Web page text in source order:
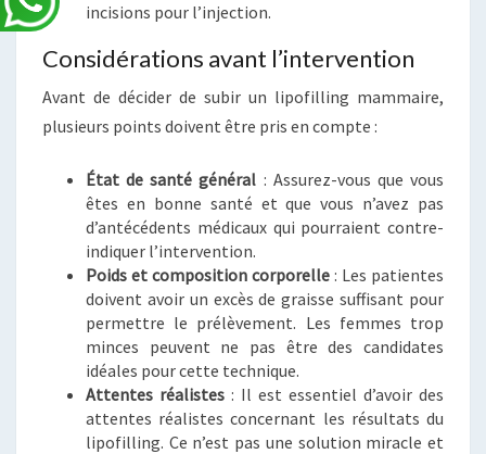
incisions pour l’injection.
Considérations avant l’intervention
Avant de décider de subir un lipofilling mammaire,
plusieurs points doivent être pris en compte :
État de santé général : Assurez-vous que vous
êtes en bonne santé et que vous n’avez pas
d’antécédents médicaux qui pourraient contre-
indiquer l’intervention.
Poids et composition corporelle : Les patientes
doivent avoir un excès de graisse suffisant pour
permettre le prélèvement. Les femmes trop
minces peuvent ne pas être des candidates
idéales pour cette technique.
Attentes réalistes : Il est essentiel d’avoir des
attentes réalistes concernant les résultats du
lipofilling. Ce n’est pas une solution miracle et